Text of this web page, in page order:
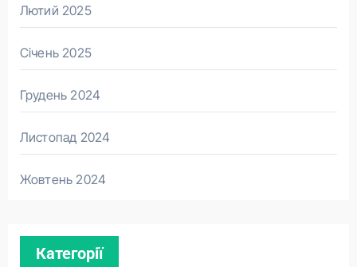
Лютий 2025
Січень 2025
Грудень 2024
Листопад 2024
Жовтень 2024
Категорії